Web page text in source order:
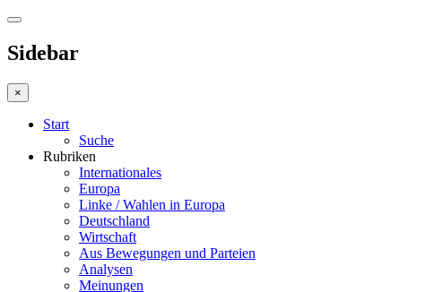
Sidebar
×
Start
Suche
Rubriken
Internationales
Europa
Linke / Wahlen in Europa
Deutschland
Wirtschaft
Aus Bewegungen und Parteien
Analysen
Meinungen